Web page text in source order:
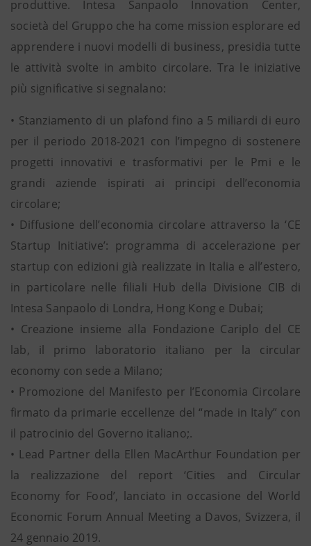
produttive. Intesa Sanpaolo Innovation Center,
società del Gruppo che ha come mission esplorare ed
apprendere i nuovi modelli di business, presidia tutte
le attività svolte in ambito circolare. Tra le iniziative
più significative si segnalano:
• Stanziamento di un plafond fino a 5 miliardi di euro
per il periodo 2018-2021 con l’impegno di sostenere
progetti innovativi e trasformativi per le Pmi e le
grandi aziende ispirati ai principi dell’economia
circolare;
• Diffusione dell’economia circolare attraverso la ‘CE
Startup Initiative’: programma di accelerazione per
startup con edizioni già realizzate in Italia e all’estero,
in particolare nelle filiali Hub della Divisione CIB di
Intesa Sanpaolo di Londra, Hong Kong e Dubai;
• Creazione insieme alla Fondazione Cariplo del CE
lab, il primo laboratorio italiano per la circular
economy con sede a Milano;
• Promozione del Manifesto per l’Economia Circolare
firmato da primarie eccellenze del “made in Italy” con
il patrocinio del Governo italiano;.
• Lead Partner della Ellen MacArthur Foundation per
la realizzazione del report ‘Cities and Circular
Economy for Food’, lanciato in occasione del World
Economic Forum Annual Meeting a Davos, Svizzera, il
24 gennaio 2019.